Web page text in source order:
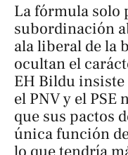
La fórmula solo
subordinación
ala liberal de la
ocultan el
EH Bildu insiste
el PNV y el PSE
que sus pactos
única función